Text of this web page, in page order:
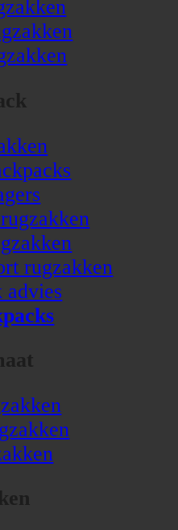
rugzakken
advies